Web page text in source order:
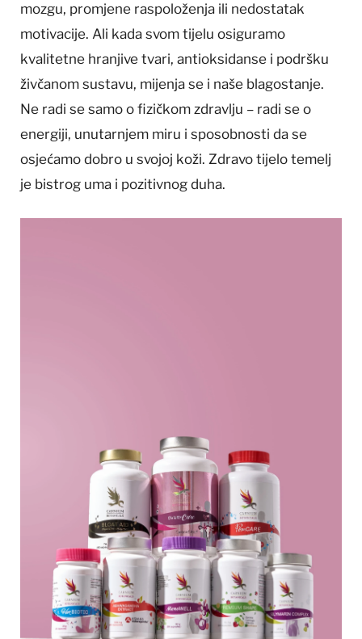
mozgu, promjene raspoloženja ili nedostatak
motivacije. Ali kada svom tijelu osiguramo
kvalitetne hranjive tvari, antioksidanse i podršku
živčanom sustavu, mijenja se i naše blagostanje.
Ne radi se samo o fizičkom zdravlju – radi se o
energiji, unutarnjem miru i sposobnosti da se
osjećamo dobro u svojoj koži. Zdravo tijelo temelj
je bistrog uma i pozitivnog duha.